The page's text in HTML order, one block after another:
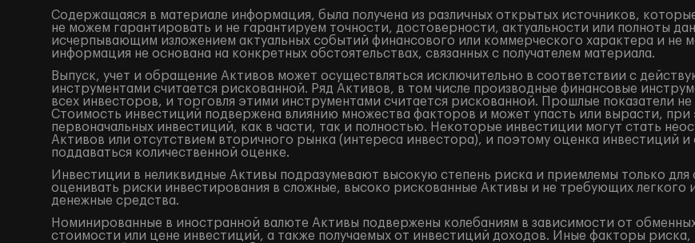
Содержащаяся в материале информация, была получена из различных открытых источников,
не можем гарантировать и не гарантируем точности, достоверности, актуальности или полноты
исчерпывающим изложением актуальных событий финансового или коммерческого характера и не
информация не основана на конкретных обстоятельствах, связанных с получателем материала.
Выпуск, учет и обращение Активов может осуществляться исключительно в соответствии с
инструментами считается рискованной. Ряд Активов, в том числе производные финансовые
всех инвесторов, и торговля этими инструментами считается рискованной. Прошлые показатели не
Стоимость инвестиций подвержена влиянию множества факторов и может упасть или вырасти,
первоначальных инвестиций, как в части, так и полностью. Некоторые инвестиции могут стать
Активов или отсутствием вторичного рынка (интереса инвестора), и поэтому оценка инвестиций
поддаваться количественной оценке.
Инвестиции в неликвидные Активы подразумевают высокую степень риска и приемлемы только
оценивать риски инвестирования в сложные, высоко рискованные Активы и не требующих легкого
денежные средства.
Номинированные в иностранной валюте Активы подвержены колебаниям в зависимости от
стоимости или цене инвестиций, а также получаемых от инвестиций доходов. Иные факторы